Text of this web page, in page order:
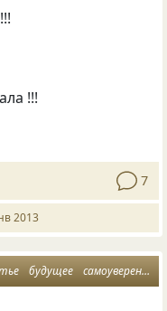
!!!
7
2013
будущее самоуверенность